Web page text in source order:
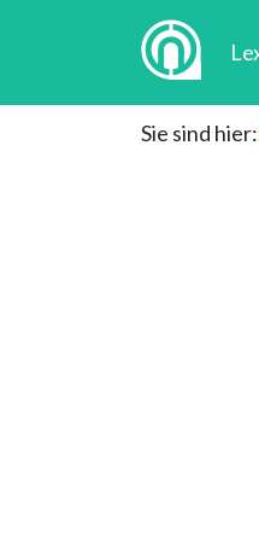
Sie sind hier: